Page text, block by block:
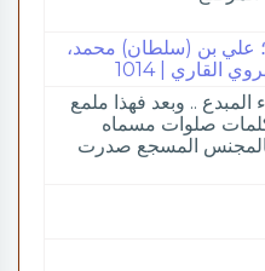
علي بن (سلطان) محمد،
القاري | 1014
المبدع .. وبعد فهذا ملمع
صلوات مسماه
المسجع صدرت